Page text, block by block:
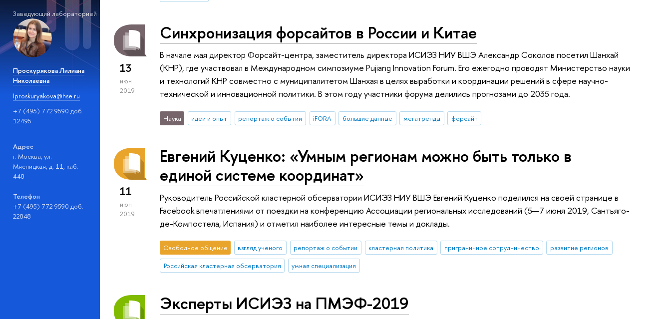
Заведующий лабораторией
Проскурякова Лилиана
Николаевна
lproskuryakova@hse.ru
+7 (495) 772 9590 доб.
12495
Адрес
г. Москва, ул.
Мясницкая, д. 11, каб.
448
Телефон
+7 (495) 772 9590 доб.
22848
13
июн
2019
Синхронизация форсайтов в России и Китае
В начале мая директор Форсайт-центра, заместитель директора ИСИЭЗ НИУ ВШЭ Александр Соколов посетил Шанхай
(КНР), где участвовал в Международном симпозиуме Pujiang Innovation Forum. Его ежегодно проводят Министерство науки
и технологий КНР совместно с муниципалитетом Шанхая в целях выработки и координации решений в сфере научно-
технической и инновационной политики. В этом году участники форума делились прогнозами до 2035 года.
Наука идеи и опыт репортаж о событии iFORA большие данные мегатренды форсайт
11
июн
2019
Евгений Куценко: «Умным регионам можно быть только в
единой системе координат»
Руководитель Российской кластерной обсерватории ИСИЭЗ НИУ ВШЭ Евгений Куценко поделился на своей странице в
Facebook впечатлениями от поездки на конференцию Ассоциации региональных исследований (5—7 июня 2019, Сантьяго-
де-Компостела, Испания) и отметил наиболее интересные темы и доклады.
Свободное общение взгляд ученого репортаж о событии кластерная политика приграничное сотрудничество
развитие регионов
Российская кластерная обсерватория
умная специализация
Эксперты ИСИЭЗ на ПМЭФ-2019